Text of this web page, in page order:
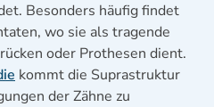
Besonders häufig findet
wo sie als tragende
oder Prothesen dient.
kommt die Suprastruktur
der Zähne zu